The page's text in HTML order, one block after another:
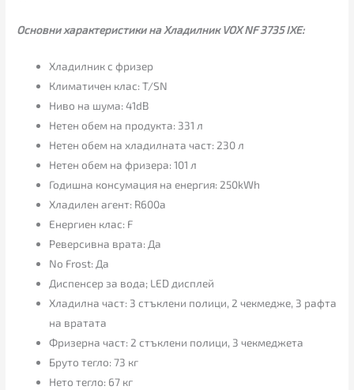
Основни характеристики на Хладилник VOX NF 3735 IXЕ:
Хладилник с фризер
Климатичен клас: T/SN
Ниво на шума: 41dB
Нетен обем на продукта: 331 л
Нетен обем на хладилната част: 230 л
Нетен обем на фризера: 101 л
Годишна консумация на енергия: 250kWh
Хладилен агент: R600a
Енергиен клас: F
Реверсивна врата: Да
No Frost: Да
Диспенсер за вода; LED дисплей
Хладилна част: 3 стъклени полици, 2 чекмедже, 3 рафта
на вратата
Фризерна част: 2 стъклени полици, 3 чекмеджета
Бруто тегло: 73 кг
Нето тегло: 67 кг